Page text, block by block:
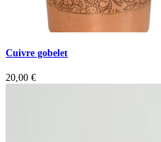
Cuivre gobelet
20,00 €